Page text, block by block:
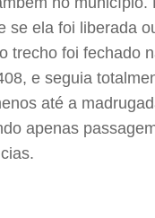
se ela foi liberada
trecho foi fechado
e seguia
até a
apenas